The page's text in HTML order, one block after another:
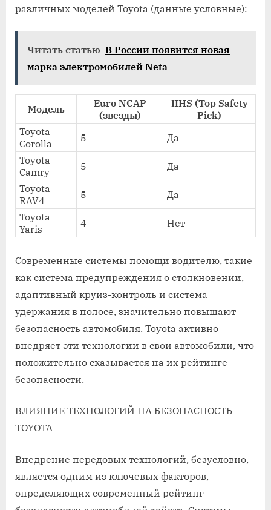
различных моделей Toyota (данные условные):
Читать статью В России появится новая
марка электромобилей Neta
Модель
Euro NCAP
(звезды)
IIHS (Top Safety
Pick)
Toyota
Corolla
5
Да
Toyota
Camry
5
Да
Toyota
RAV4
5
Да
Toyota
Yaris
4 Нет
Современные системы помощи водителю‚ такие
как система предупреждения о столкновении‚
адаптивный круиз-контроль и система
удержания в полосе‚ значительно повышают
безопасность автомобиля. Toyota активно
внедряет эти технологии в свои автомобили‚ что
положительно сказывается на их рейтинге
безопасности.
ВЛИЯНИЕ ТЕХНОЛОГИЙ НА БЕЗОПАСНОСТЬ
TOYOTA
Внедрение передовых технологий‚ безусловно‚
является одним из ключевых факторов‚
определяющих современный рейтинг